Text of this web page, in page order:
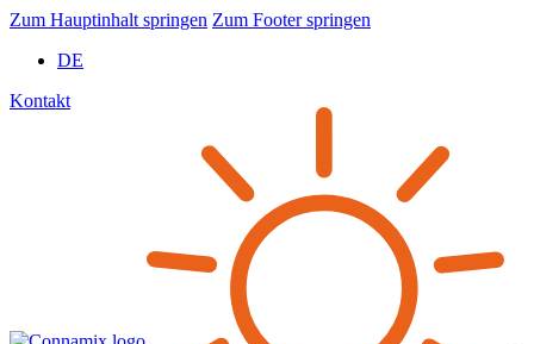
Zum Hauptinhalt springen Zum Footer springen
DE
Kontakt